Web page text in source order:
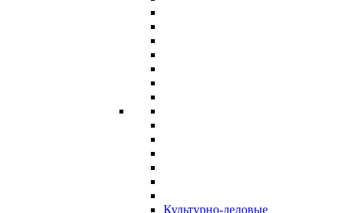
Культурно-деловые